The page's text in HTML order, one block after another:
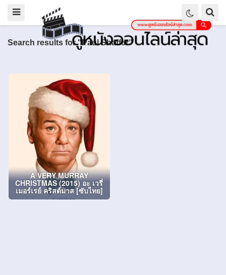
Search results for "Paul Shaffer"
A VERY MURRAY
CHRISTMAS (2015) อะ เวรี่
เมอร์เรย์ คริสต์มาส [ซับไทย]